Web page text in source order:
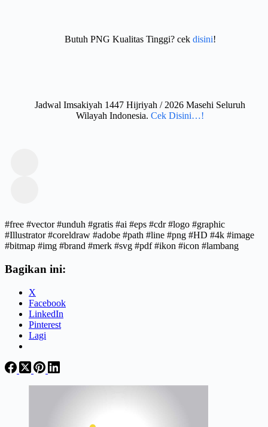
Butuh PNG Kualitas Tinggi? cek disini!
Jadwal Imsakiyah 1447 Hijriyah / 2026 Masehi Seluruh
Wilayah Indonesia. Cek Disini…!
#free #vector #unduh #gratis #ai #eps #cdr #logo #graphic
#Illustrator #coreldraw #adobe #path #line #png #HD #4k #image
#bitmap #img #brand #merk #svg #pdf #ikon #icon #lambang
Bagikan ini:
X
Facebook
LinkedIn
Pinterest
Lagi